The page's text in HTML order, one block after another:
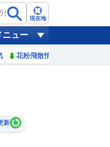
現在地
ニュー
花粉飛散情報
新